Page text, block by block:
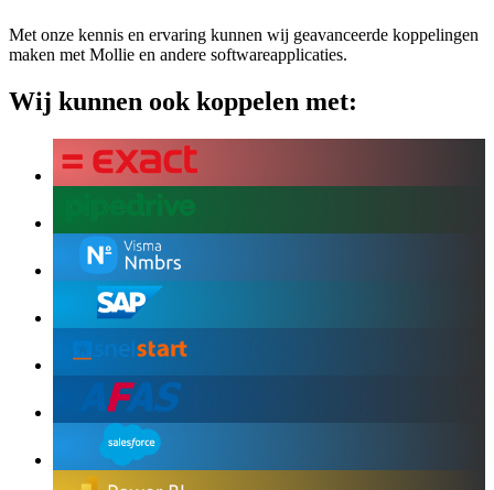
Met onze kennis en ervaring kunnen wij geavanceerde koppelingen
maken met Mollie en andere softwareapplicaties.
Wij kunnen ook koppelen met: